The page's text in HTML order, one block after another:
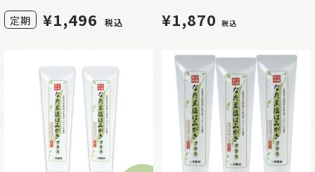
定期 ¥1,496 税込 ¥1,870 税込